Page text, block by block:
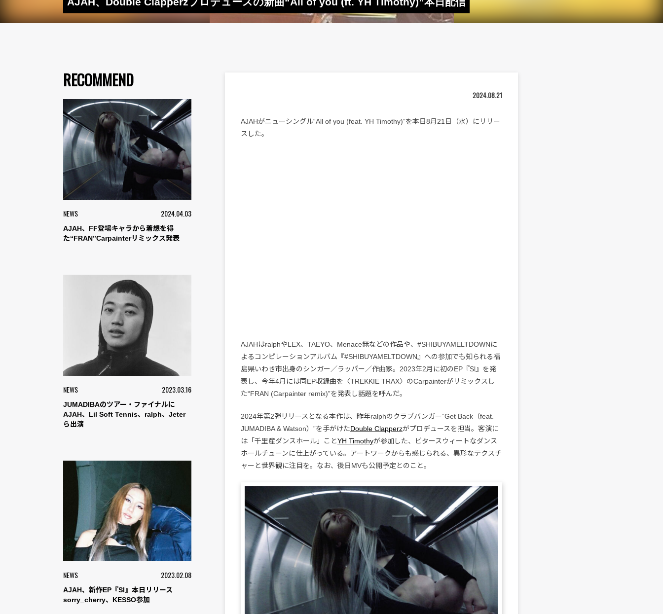
RECOMMEND
NEWS 2024.04.03
AJAH、FF登場キャラから着想を得
た“FRAN”Carpainterリミックス発表
NEWS 2023.03.16
JUMADIBAのツアー・ファイナルに
AJAH、Lil Soft Tennis、ralph、Jeter
ら出演
NEWS 2023.02.08
AJAH、新作EP『Sl』本日リリース
sorry_cherry、KESSO参加
2024.08.21
AJAHがニューシングル“All of you (feat. YH Timothy)”を本日8月21日（水）にリリー
スした。
AJAHはralphやLEX、TAEYO、Menace無などの作品や、#SHIBUYAMELTDOWNに
よるコンピレーションアルバム『#SHIBUYAMELTDOWN』への参加でも知られる福
島県いわき市出身のシンガー／ラッパー／作曲家。2023年2月に初のEP『Sl』を発
表し、今年4月には同EP収録曲を〈TREKKIE TRAX〉のCarpainterがリミックスし
た“FRAN (Carpainter remix)”を発表し話題を呼んだ。
2024年第2弾リリースとなる本作は、昨年ralphのクラブバンガー“Get Back（feat.
JUMADIBA & Watson）”を手がけたDouble Clapperzがプロデュースを担当。客演に
は「千里産ダンスホール」ことYH Timothyが参加した、ビタースウィートなダンス
ホールチューンに仕上がっている。アートワークからも感じられる、異形なテクスチ
ャーと世界観に注目を。なお、後日MVも公開予定とのこと。